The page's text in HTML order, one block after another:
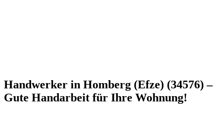
Handwerker in Homberg (Efze) (34576) –
Gute Handarbeit für Ihre Wohnung!